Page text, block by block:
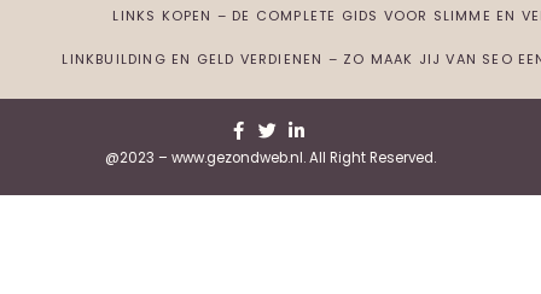
LINKS KOPEN – DE COMPLETE GIDS VOOR SLIMME EN
LINKBUILDING EN GELD VERDIENEN – ZO MAAK JIJ VAN SEO
@2023 – www.gezondweb.nl. All Right Reserved.